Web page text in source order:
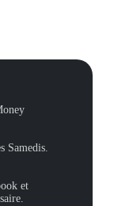
Samedis.
et